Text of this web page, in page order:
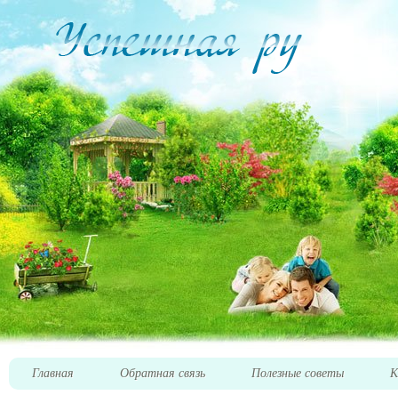
Главная Обратная связь Полезные советы